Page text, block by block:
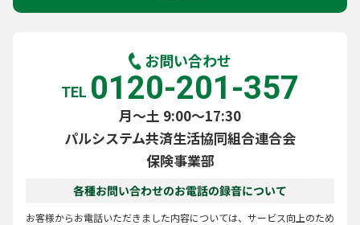
お問い合わせ
TEL 0120-201-357
月～土 9:00～17:30
パルシステム共済生活協同組合連合会
保険事業部
各種お問い合わせのお電話の録音について
お客様からお電話いただきました内容については、サービス向上のため